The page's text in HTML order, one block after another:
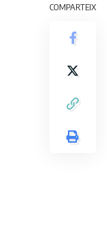
COMPARTEIX